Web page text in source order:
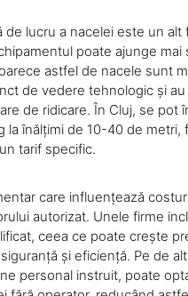
de lucru a nacelei este un alt
poate ajunge mai
astfel de nacele sunt
de vedere tehnologic și au
de ridicare. În Cluj, se pot
la înălțimi de 10-40 de metri,
tarif specific.
care influențează
autorizat. Unele firme
ceea ce poate crește
și eficiență. Pe de
personal instruit, poate